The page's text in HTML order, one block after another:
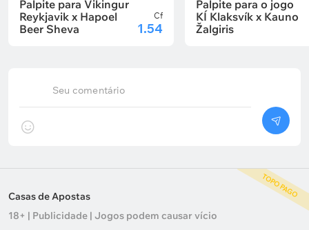
Palpite para Vikingur
Reykjavik x Hapoel
Beer Sheva
Cf
1.54
Palpite para o jogo
KÍ Klaksvík x Kauno
Žalgiris
Seu comentário
TOPO PAGO
Casas de Apostas
18+ | Publicidade | Jogos podem causar vício